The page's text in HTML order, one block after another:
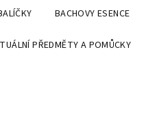
BACHOVY ESENCE
PŘEDMĚTY A POMŮCKY